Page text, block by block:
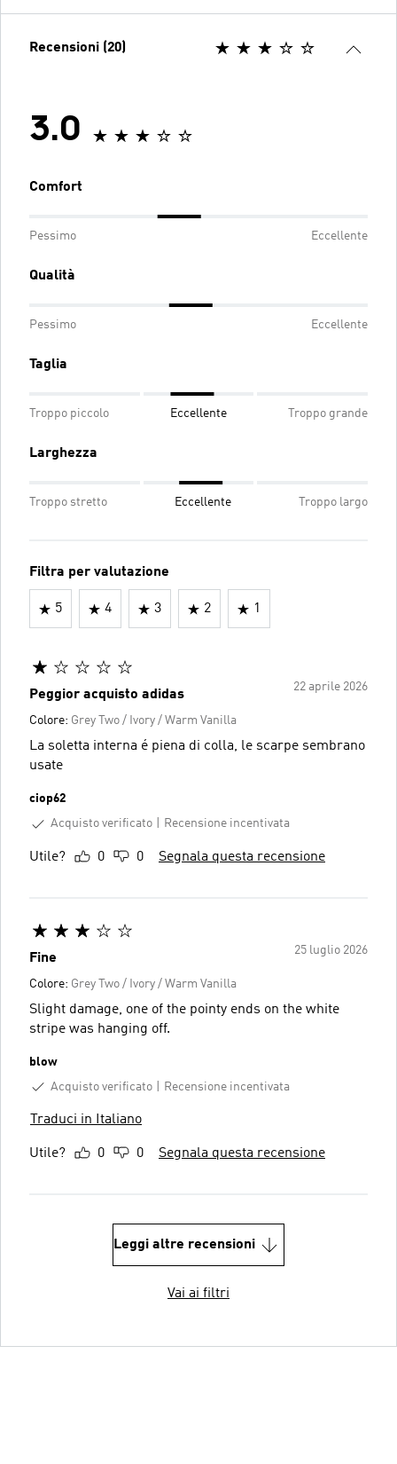
Recensioni (20)
3.0
Comfort
Pessimo Eccellente
Qualità
Pessimo Eccellente
Taglia
Troppo piccolo Eccellente Troppo grande
Larghezza
Troppo stretto Eccellente Troppo largo
Filtra per valutazione
5 4 3 2 1
22 aprile 2026
Peggior acquisto adidas
Colore: Grey Two / Ivory / Warm Vanilla
La soletta interna é piena di colla, le scarpe sembrano
usate
ciop62
Acquisto verificato
Recensione incentivata
Utile? 0 0 Segnala questa recensione
25 luglio 2026
Fine
Colore: Grey Two / Ivory / Warm Vanilla
Slight damage, one of the pointy ends on the white
stripe was hanging off.
blow
Acquisto verificato
Recensione incentivata
Traduci in Italiano
Utile? 0 0 Segnala questa recensione
Leggi altre recensioni
Vai ai filtri